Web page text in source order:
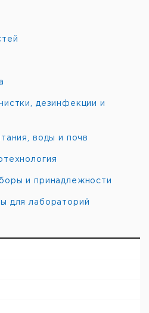
дезинфекции и
воды и почв
и принадлежности
для лабораторий